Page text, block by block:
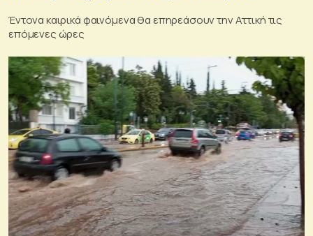
Έντονα καιρικά φαινόμενα θα επηρεάσουν την Αττική τις
επόμενες ώρες